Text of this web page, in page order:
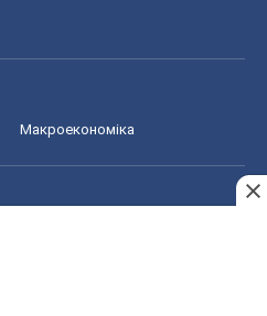
Макроекономіка